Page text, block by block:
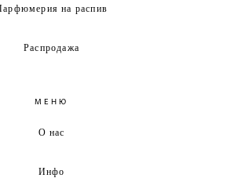
на распив
Распродажа
МЕНЮ
О нас
Инфо